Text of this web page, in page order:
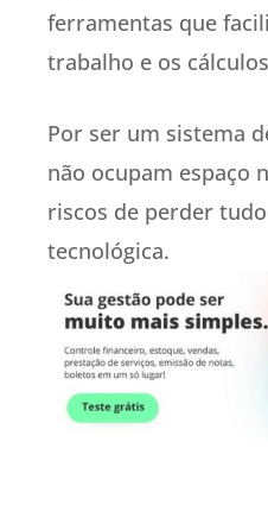
ferramentas que
trabalho e os
Por ser um sistema
não ocupam espaço
riscos de perder
tecnológica.